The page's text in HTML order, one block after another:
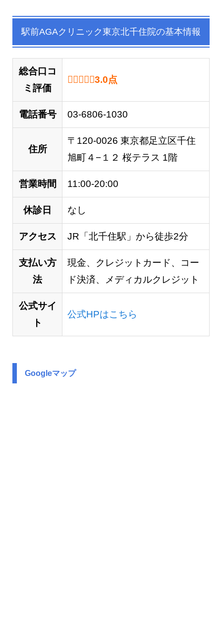
駅前AGAクリニック東京北千住院の基本情報
総合口コ
ミ評価
3.0 out of 5.0 stars
3.0点
電話番号 03-6806-1030
住所
〒120-0026 東京都足立区千住
旭町４−１２ 桜テラス 1階
営業時間 11:00-20:00
休診日 なし
アクセス JR「北千住駅」から徒歩2分
支払い方
法
現金、クレジットカード、コー
ド決済、メディカルクレジット
公式サイ
ト
公式HPはこちら
Googleマップ